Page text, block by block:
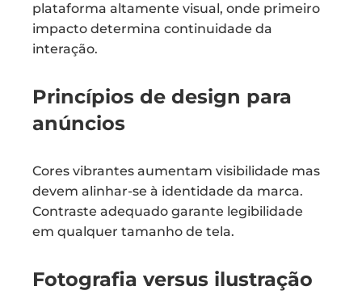
plataforma altamente visual, onde primeiro
impacto determina continuidade da
interação.
Princípios de design para
anúncios
Cores vibrantes aumentam visibilidade mas
devem alinhar-se à identidade da marca.
Contraste adequado garante legibilidade
em qualquer tamanho de tela.
Fotografia versus ilustração